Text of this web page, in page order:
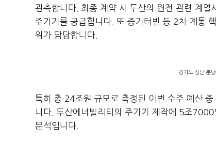
관측합니다. 최종 계약 시 두산의 원전 관련 계
주기기를 공급합니다. 또 증기터빈 등 2차 계통
워가 담당합니다.
경기도 성남 분
특히 총 24조원 규모로 측정된 이번 수주 예산
니다. 두산에너빌리티의 주기기 제작에 5조
분석입니다.